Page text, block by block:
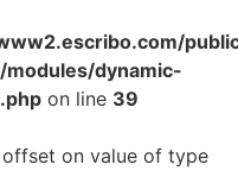
dynamic-
on line 39
on value of type